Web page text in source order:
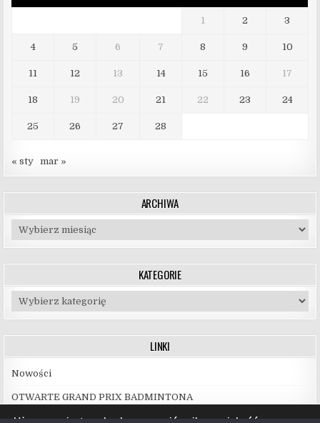
1 2 3
4 5 6 7 8 9 10
11 12 13 14 15 16 17
18 19 20 21 22 23 24
25 26 27 28
« sty mar »
ARCHIWA
Archiwa
KATEGORIE
Kategorie
LINKI
Nowości
OTWARTE GRAND PRIX BADMINTONA